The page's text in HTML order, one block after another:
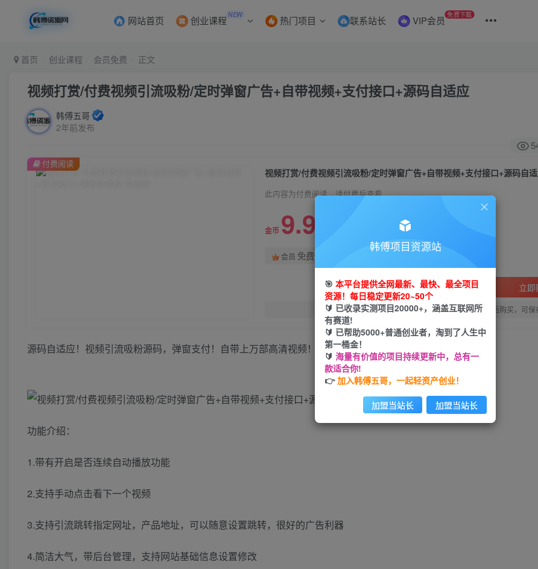
网站首页 创业课程 NEW 热门项目 联系站长 VIP会员 免费下载
首页 创业课程 会员免费 正文
视频打赏/付费视频引流吸粉/定时弹窗广告+自带视频+支付接口+源码自适应
韩傅五哥
2年前发布
视频打赏/付费视频引流吸粉/定时弹窗广告+自带视频+支付接口+源码自
此内容为付费阅读，请付费后查看
金币 9.9
会员 免费
立即
您当前未登录！建议登陆后购买，可保
付费阅读
源码自适应！视频引流吸粉源码，弹窗支付！自带上万部高清视频！
功能介绍：
1.带有开启是否连续自动播放功能
2.支持手动点击看下一个视频
3.支持引流跳转指定网址，产品地址，可以随意设置跳转，很好的广告利器
4.简洁大气，带后台管理，支持网站基础信息设置修改
韩傅项目资源站
🎯 本平台提供全网最新、最快、最全项目
资源！每日稳定更新20~50个
🔰 已收录实测项目20000+，涵盖互联网所
有赛道!
🔰 已帮助5000+普通创业者，淘到了人生中
第一桶金！
🔰 海量有价值的项目持续更新中，总有一
款适合你!
👉加入韩傅五哥，一起轻资产创业！
加盟当站长 加盟当站长